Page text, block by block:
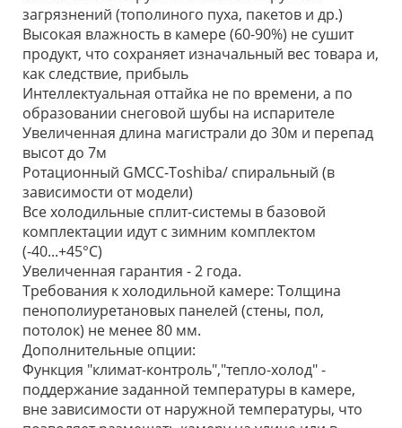
загрязнений (тополиного пуха, пакетов и др.)
Высокая влажность в камере (60-90%) не сушит
продукт, что сохраняет изначальный вес товара и,
как следствие, прибыль
Интеллектуальная оттайка не по времени, а по
образовании снеговой шубы на испарителе
Увеличенная длина магистрали до 30м и перепад
высот до 7м
Ротационный GMCC-Toshiba/ спиральный (в
зависимости от модели)
Все холодильные сплит-системы в базовой
комплектации идут с зимним комплектом
(-40...+45°С)
Увеличенная гарантия - 2 года.
Требования к холодильной камере: Толщина
пенополиуретановых панелей (стены, пол,
потолок) не менее 80 мм.
Дополнительные опции:
Функция "климат-контроль","тепло-холод" -
поддержание заданной температуры в камере,
вне зависимости от наружной температуры, что